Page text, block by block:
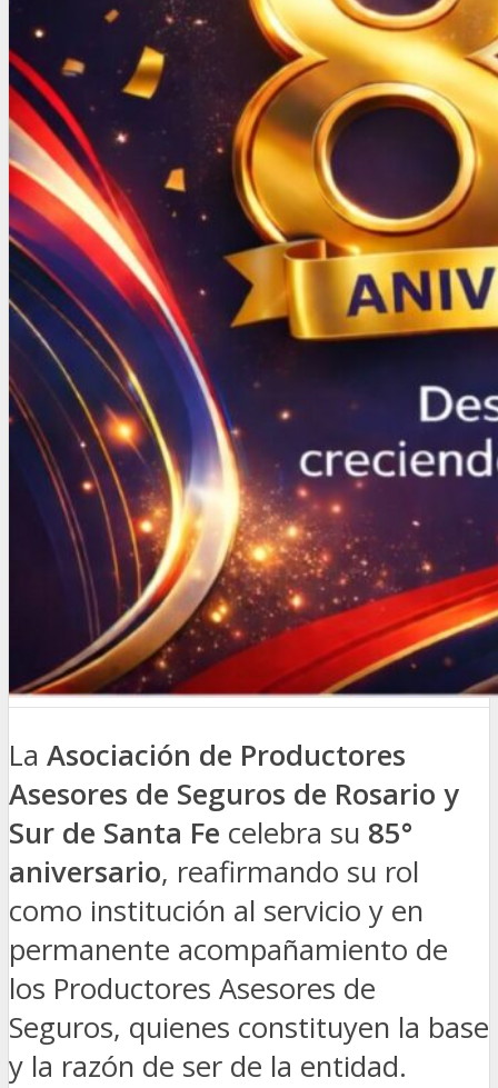
La Asociación de Productores
Asesores de Seguros de Rosario y
Sur de Santa Fe celebra su 85°
aniversario, reafirmando su rol
como institución al servicio y en
permanente acompañamiento de
los Productores Asesores de
Seguros, quienes constituyen la base
y la razón de ser de la entidad.